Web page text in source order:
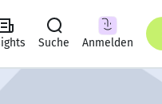
Suche Anmelden